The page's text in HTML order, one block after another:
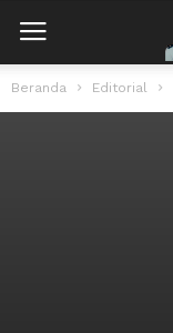
Beranda Editorial